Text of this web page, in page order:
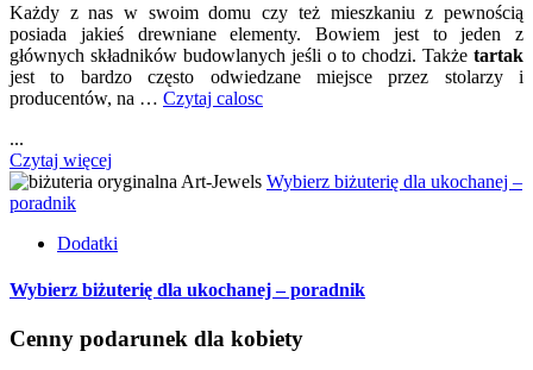
Każdy z nas w swoim domu czy też mieszkaniu z pewnością
posiada jakieś drewniane elementy. Bowiem jest to jeden z
głównych składników budowlanych jeśli o to chodzi. Także tartak
jest to bardzo często odwiedzane miejsce przez stolarzy i
producentów, na … Czytaj calosc
...
Czytaj więcej
Wybierz biżuterię dla ukochanej –
poradnik
Dodatki
Wybierz biżuterię dla ukochanej – poradnik
Cenny podarunek dla kobiety